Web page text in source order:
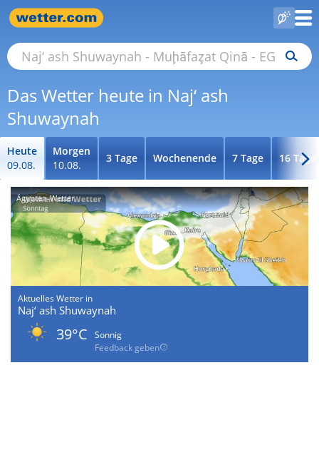
Das Wetter heute in Naj‘ ash
Shuwaynah
Heute
09.08.
Morgen
10.08.
3 Tage Wochenende 7 Tage 16 Tage
Ägypten-Wetter
Aktuelles Wetter in
Naj‘ ash Shuwaynah
39°C
Sonnig
Feedback geben